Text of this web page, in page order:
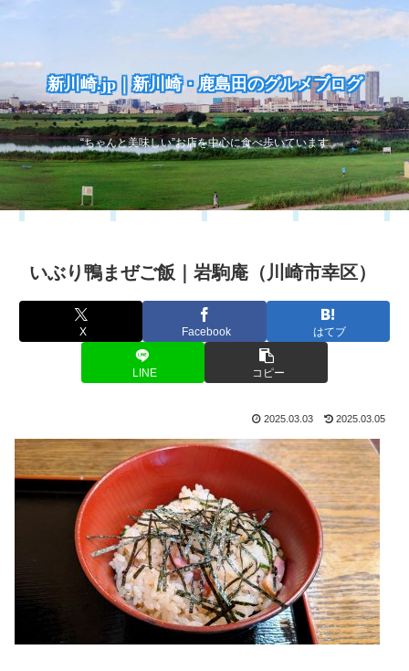
新川崎.jp｜新川崎・鹿島田のグルメブログ
“ちゃんと美味しい”お店を中心に食べ歩いています
いぶり鴨まぜご飯｜岩駒庵（川崎市幸区）
X Facebook はてブ
LINE コピー
2025.03.03 2025.03.05